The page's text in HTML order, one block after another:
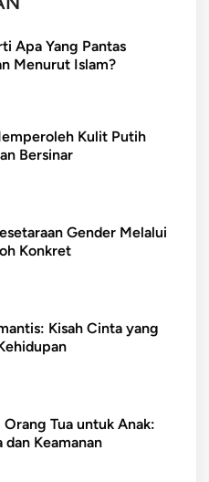
Apa Yang Pantas
Menurut Islam?
Kulit Putih
Bersinar
Gender Melalui
Konkret
Kisah Cinta yang
Orang Tua untuk Anak:
dan Keamanan